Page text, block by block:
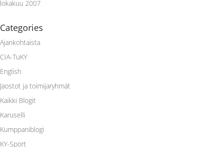
lokakuu 2007
Categories
Ajankohtaista
CIA-TuKY
English
Jaostot ja toimijaryhmät
Kaikki Blogit
Karuselli
Kumppaniblogi
KY-Sport